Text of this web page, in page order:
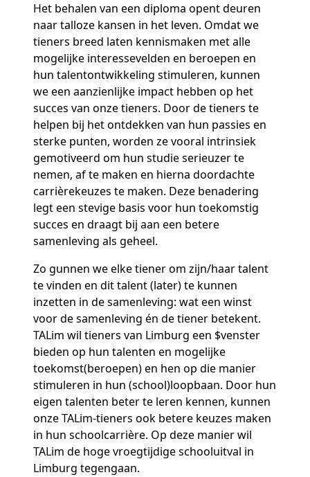
Het behalen van een diploma opent deuren
naar talloze kansen in het leven. Omdat we
tieners breed laten kennismaken met alle
mogelijke interessevelden en beroepen en
hun talentontwikkeling stimuleren, kunnen
we een aanzienlijke impact hebben op het
succes van onze tieners. Door de tieners te
helpen bij het ontdekken van hun passies en
sterke punten, worden ze vooral intrinsiek
gemotiveerd om hun studie serieuzer te
nemen, af te maken en hierna doordachte
carrièrekeuzes te maken. Deze benadering
legt een stevige basis voor hun toekomstig
succes en draagt bij aan een betere
samenleving als geheel.
Zo gunnen we elke tiener om zijn/haar talent
te vinden en dit talent (later) te kunnen
inzetten in de samenleving: wat een winst
voor de samenleving én de tiener betekent.
TALim wil tieners van Limburg een $venster
bieden op hun talenten en mogelijke
toekomst(beroepen) en hen op die manier
stimuleren in hun (school)loopbaan. Door hun
eigen talenten beter te leren kennen, kunnen
onze TALim-tieners ook betere keuzes maken
in hun schoolcarrière. Op deze manier wil
TALim de hoge vroegtijdige schooluitval in
Limburg tegengaan.